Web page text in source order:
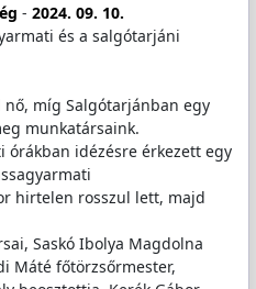
- 2024. 09. 10.
és a salgótarjáni
míg Salgótarjánban egy
munkatársaink.
órákban idézésre érkezett egy
hirtelen rosszul lett, majd
Saskó Ibolya Magdolna
Máté főtörzsőrmester,